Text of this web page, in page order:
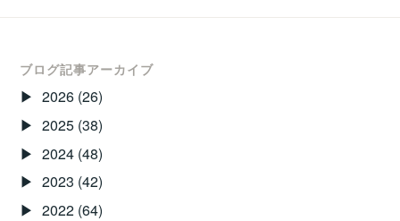
ブログ記事アーカイブ
2026 (26)
2025 (38)
2024 (48)
2023 (42)
2022 (64)